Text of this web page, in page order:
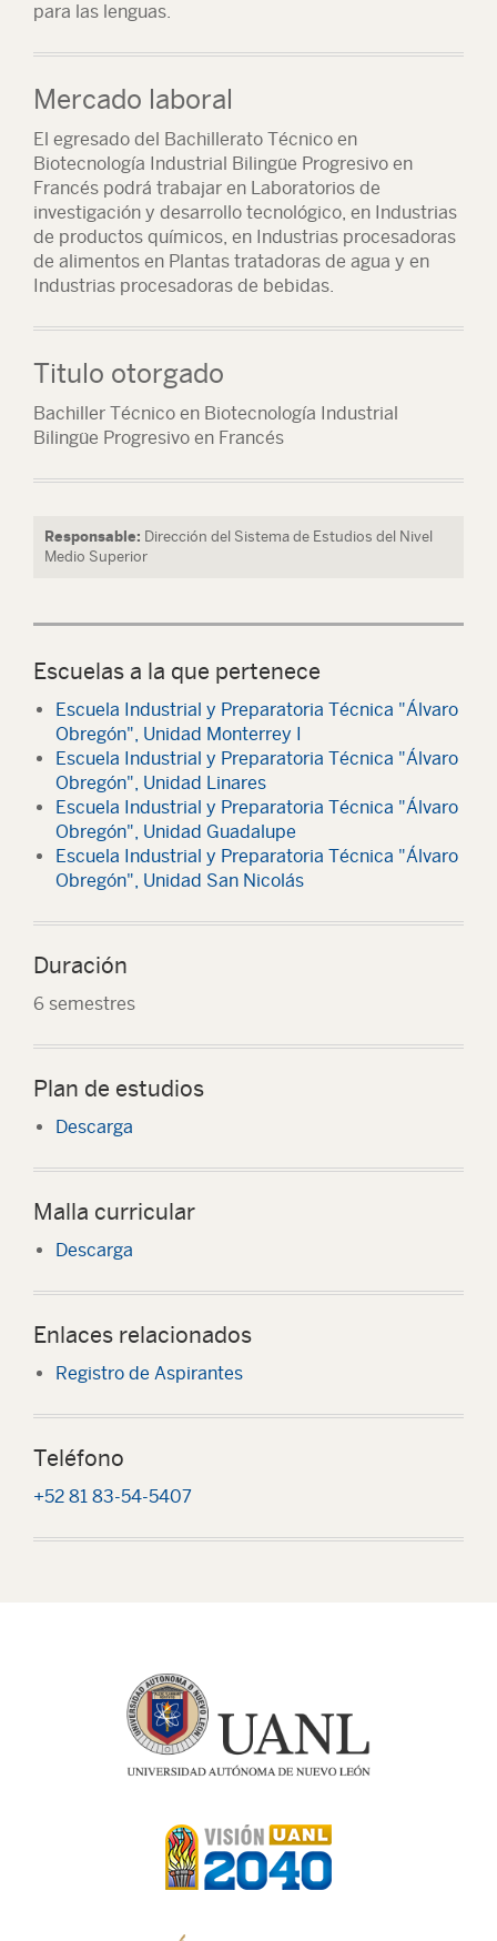
para las lenguas.
Mercado laboral
El egresado del Bachillerato Técnico en
Biotecnología Industrial Bilingüe Progresivo en
Francés podrá trabajar en Laboratorios de
investigación y desarrollo tecnológico, en Industrias
de productos químicos, en Industrias procesadoras
de alimentos en Plantas tratadoras de agua y en
Industrias procesadoras de bebidas.
Titulo otorgado
Bachiller Técnico en Biotecnología Industrial
Bilingüe Progresivo en Francés
Responsable: Dirección del Sistema de Estudios del Nivel
Medio Superior
Escuelas a la que pertenece
Escuela Industrial y Preparatoria Técnica "Álvaro
Obregón", Unidad Monterrey I
Escuela Industrial y Preparatoria Técnica "Álvaro
Obregón", Unidad Linares
Escuela Industrial y Preparatoria Técnica "Álvaro
Obregón", Unidad Guadalupe
Escuela Industrial y Preparatoria Técnica "Álvaro
Obregón", Unidad San Nicolás
Duración
6 semestres
Plan de estudios
Descarga
Malla curricular
Descarga
Enlaces relacionados
Registro de Aspirantes
Teléfono
+52 81 83-54-5407